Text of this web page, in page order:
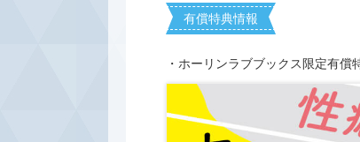
有償特典情報
・ホーリンラブブックス限定有